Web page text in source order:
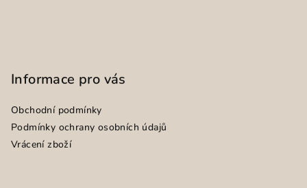
Informace pro vás
Obchodní podmínky
Podmínky ochrany osobních údajů
Vrácení zboží